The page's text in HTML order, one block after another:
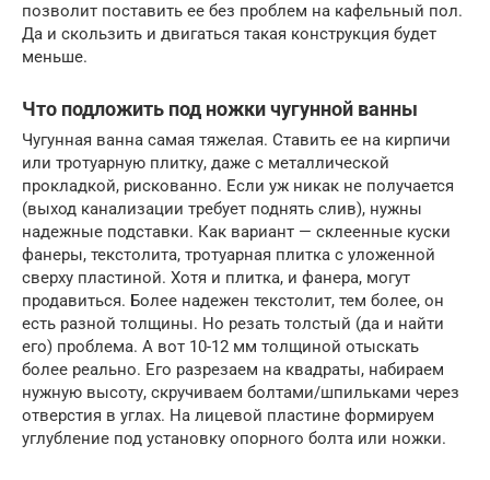
позволит поставить ее без проблем на кафельный пол.
Да и скользить и двигаться такая конструкция будет
меньше.
Что подложить под ножки чугунной ванны
Чугунная ванна самая тяжелая. Ставить ее на кирпичи
или тротуарную плитку, даже с металлической
прокладкой, рискованно. Если уж никак не получается
(выход канализации требует поднять слив), нужны
надежные подставки. Как вариант — склеенные куски
фанеры, текстолита, тротуарная плитка с уложенной
сверху пластиной. Хотя и плитка, и фанера, могут
продавиться. Более надежен текстолит, тем более, он
есть разной толщины. Но резать толстый (да и найти
его) проблема. А вот 10-12 мм толщиной отыскать
более реально. Его разрезаем на квадраты, набираем
нужную высоту, скручиваем болтами/шпильками через
отверстия в углах. На лицевой пластине формируем
углубление под установку опорного болта или ножки.